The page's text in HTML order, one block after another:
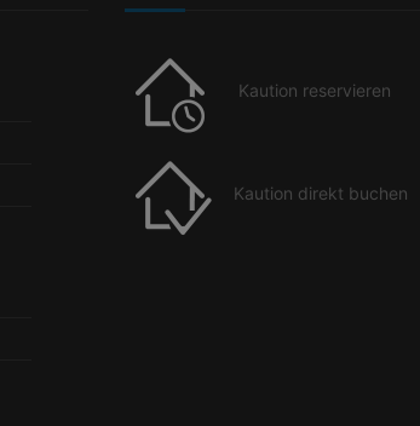
Kaution reservieren
Kaution direkt buchen